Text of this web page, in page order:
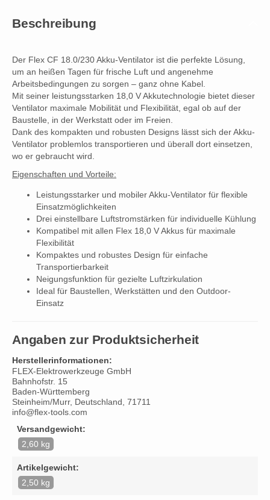
Beschreibung
Der Flex CF 18.0/230 Akku-Ventilator ist die perfekte Lösung,
um an heißen Tagen für frische Luft und angenehme
Arbeitsbedingungen zu sorgen – ganz ohne Kabel.
Mit seiner leistungsstarken 18,0 V Akkutechnologie bietet dieser
Ventilator maximale Mobilität und Flexibilität, egal ob auf der
Baustelle, in der Werkstatt oder im Freien.
Dank des kompakten und robusten Designs lässt sich der Akku-
Ventilator problemlos transportieren und überall dort einsetzen,
wo er gebraucht wird.
Eigenschaften und Vorteile:
Leistungsstarker und mobiler Akku-Ventilator für flexible
Einsatzmöglichkeiten
Drei einstellbare Luftstromstärken für individuelle Kühlung
Kompatibel mit allen Flex 18,0 V Akkus für maximale
Flexibilität
Kompaktes und robustes Design für einfache
Transportierbarkeit
Neigungsfunktion für gezielte Luftzirkulation
Ideal für Baustellen, Werkstätten und den Outdoor-
Einsatz
Angaben zur Produktsicherheit
Herstellerinformationen:
FLEX-Elektrowerkzeuge GmbH
Bahnhofstr. 15
Baden-Württemberg
Steinheim/Murr, Deutschland, 71711
info@flex-tools.com
Versandgewicht:
2,60 kg
Artikelgewicht:
2,50 kg